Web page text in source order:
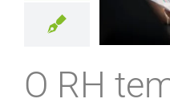
O RH